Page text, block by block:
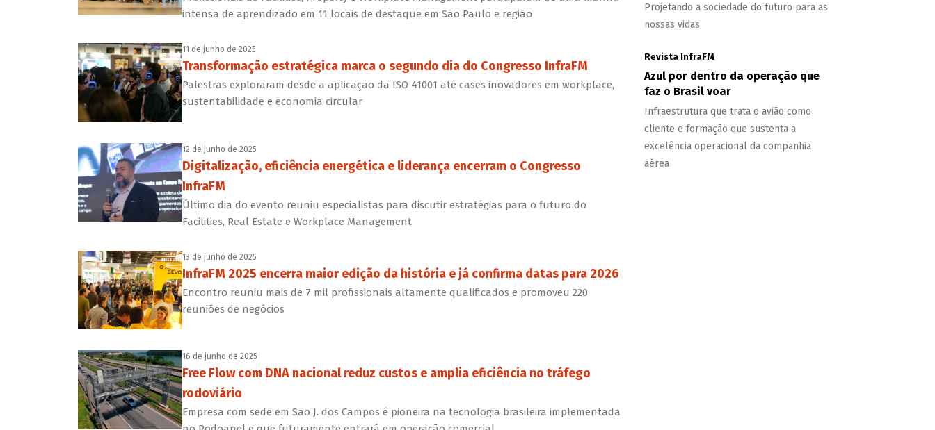
intensa de aprendizado em 11 locais de destaque em São Paulo e região
11 de junho de 2025
Transformação estratégica marca o segundo dia do Congresso InfraFM
Palestras exploraram desde a aplicação da ISO 41001 até cases inovadores em workplace,
sustentabilidade e economia circular
12 de junho de 2025
Digitalização, eficiência energética e liderança encerram o Congresso
InfraFM
Último dia do evento reuniu especialistas para discutir estratégias para o futuro do
Facilities, Real Estate e Workplace Management
13 de junho de 2025
InfraFM 2025 encerra maior edição da história e já confirma datas para 2026
Encontro reuniu mais de 7 mil profissionais altamente qualificados e promoveu 220
reuniões de negócios
16 de junho de 2025
Free Flow com DNA nacional reduz custos e amplia eficiência no tráfego
rodoviário
Empresa com sede em São J. dos Campos é pioneira na tecnologia brasileira implementada
Projetando a sociedade do futuro para as
nossas vidas
Revista InfraFM
Azul por dentro da operação que
faz o Brasil voar
Infraestrutura que trata o avião como
cliente e formação que sustenta a
excelência operacional da companhia
aérea